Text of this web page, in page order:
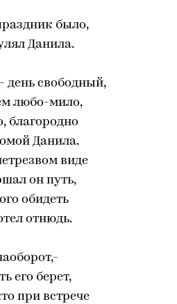
было,
Данила.
день свободный,
любо-мило,
благородно
Данила.
виде
он путь,
обидеть
отнюдь.
его берет,
при встрече